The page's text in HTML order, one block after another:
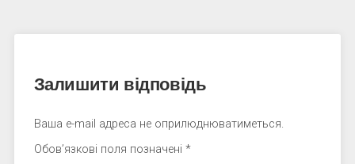
Залишити відповідь
Ваша e-mail адреса не оприлюднюватиметься.
Обов’язкові поля позначені *